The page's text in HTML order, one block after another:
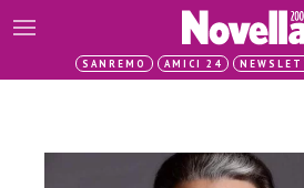
SANREMO AMICI 24